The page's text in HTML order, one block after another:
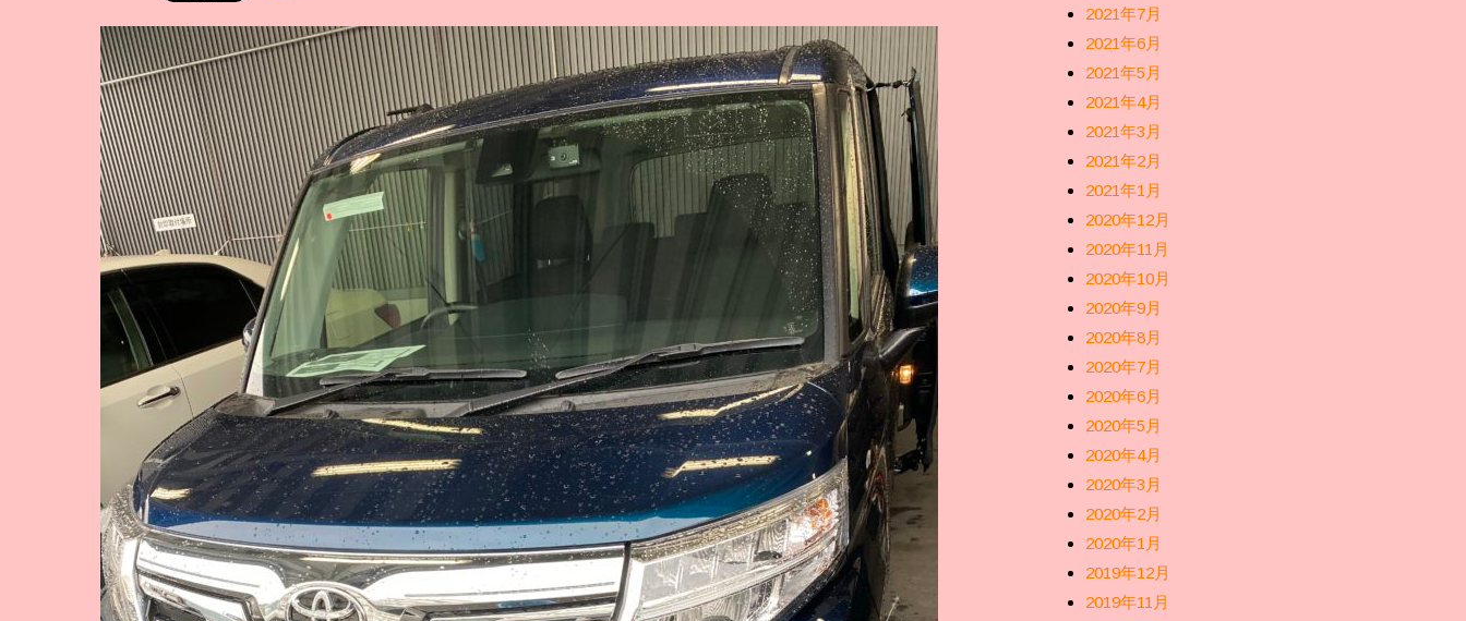
2021年7月
2021年6月
2021年5月
2021年4月
2021年3月
2021年2月
2021年1月
2020年12月
2020年11月
2020年10月
2020年9月
2020年8月
2020年7月
2020年6月
2020年5月
2020年4月
2020年3月
2020年2月
2020年1月
2019年12月
2019年11月